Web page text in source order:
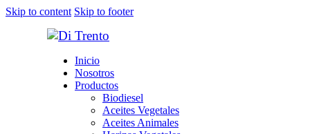
Skip to content Skip to footer
Inicio
Nosotros
Productos
Biodiesel
Aceites Vegetales
Aceites Animales